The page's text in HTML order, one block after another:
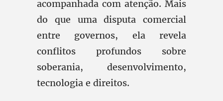
acompanhada com atenção. Mais
do que uma disputa comercial
entre governos, ela revela
conflitos profundos sobre
soberania, desenvolvimento,
tecnologia e direitos.